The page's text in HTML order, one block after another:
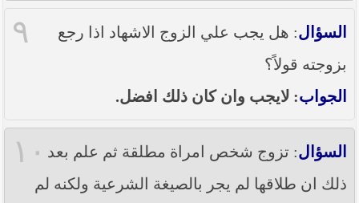
٩ السؤال: هل يجب علي الزوج الاشهاد اذا رجع
بزوجته قولاً؟
الجواب: لايجب وان كان ذلك افضل.
١٠ السؤال: تزوج شخص امراة مطلقة ثم علم بعد
ذلك ان طلاقها لم يجر بالصيغة الشرعية ولكنه لم